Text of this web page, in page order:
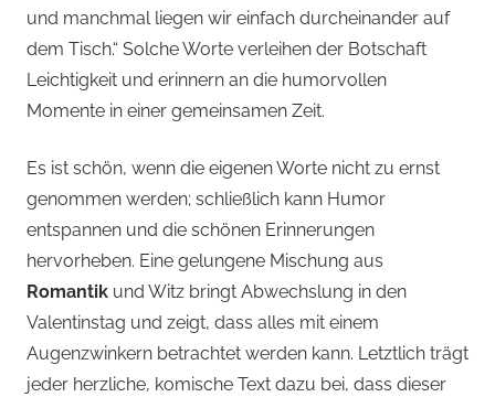
und manchmal liegen wir einfach durcheinander auf
dem Tisch.“ Solche Worte verleihen der Botschaft
Leichtigkeit und erinnern an die humorvollen
Momente in einer gemeinsamen Zeit.
Es ist schön, wenn die eigenen Worte nicht zu ernst
genommen werden; schließlich kann Humor
entspannen und die schönen Erinnerungen
hervorheben. Eine gelungene Mischung aus
Romantik und Witz bringt Abwechslung in den
Valentinstag und zeigt, dass alles mit einem
Augenzwinkern betrachtet werden kann. Letztlich trägt
jeder herzliche, komische Text dazu bei, dass dieser